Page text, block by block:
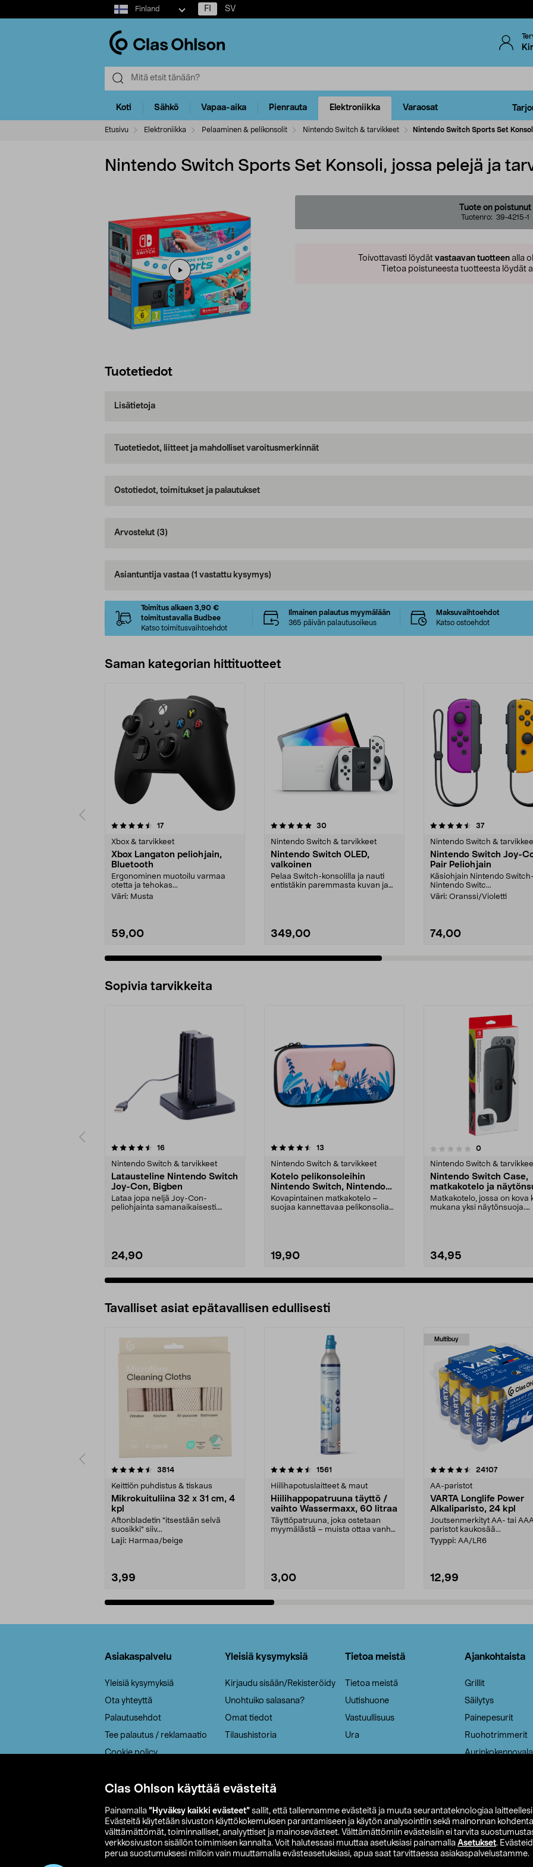
Clas Ohlson käyttää evästeitä
Painamalla ”Hyväksy kaikki evästeet” sallit, että tallennamme evästeitä ja muuta seurantateknologiaa laitteellesi
Evästeitä käytetään sivuston käyttökokemuksen parantamiseen ja käytön analysointiin sekä mainonnan
välttämättömät, toiminnalliset, analyyttiset ja mainosevästeet. Välttämättömiin evästeisiin ei tarvita
verkkosivuston sisällön toimimisen kannalta. Voit halutessasi muuttaa asetuksiasi painamalla Asetukset.
perua suostumuksesi milloin vain muuttamalla evästeasetuksiasi, apua saat tarvittaessa asiakaspalvelustamme.
Select
market
Finland FI SV
Koti Sähkö Vapaa-aika Pienrauta Elektroniikka Varaosat
Etusivu Elektroniikka Pelaaminen & pelikonsolit Nintendo Switch & tarvikkeet Nintendo Switch Sports Set
Nintendo Switch Sports Set Konsoli, jossa pelejä ja
Tuote on poistunut
Tuotenro: 39-4215-1
Toivottavasti löydät vastaavan tuotteen alla
Tietoa poistuneesta tuotteesta löydät
Tuotetiedot
Lisätietoja
Tuotetiedot, liitteet ja mahdolliset varoitusmerkinnät
Ostotiedot, toimitukset ja palautukset
Arvostelut (3)
Asiantuntija vastaa (1 vastattu kysymys)
Toimitus alkaen 3,90 €
toimitustavalla Budbee
Katso toimitusvaihtoehdot
Ilmainen palautus myymälään
365 päivän palautusoikeus
Maksuvaihtoehdot
Katso ostoehdot
Saman kategorian hittituotteet
17arvostelut
Xbox & tarvikkeet
Xbox Langaton peliohjain,
Bluetooth
Ergonominen muotoilu varmaa
otetta ja tehokas...
Väri: Musta
59,00
5.0 viidestä
30arvostelut
Nintendo Switch & tarvikkeet
Nintendo Switch OLED,
valkoinen
Pelaa Switch-konsolilla ja nauti
entistäkin paremmasta kuvan ja
349,00
4.5 viidestä
37arvostelut
Nintendo Switch &
Nintendo Switch Joy-
Pair Peliohjain
Käsiohjain Nintendo
Nintendo Switc...
Väri: Oranssi/Violetti
74,00
4.0 viidestä
Sopivia tarvikkeita
16arvostelut
Nintendo Switch & tarvikkeet
Latausteline Nintendo Switch
Joy-Con, Bigben
Lataa jopa neljä Joy-Con-
peliohjainta samanaikaisesti.
24,90
4.5viidestä
13
Nintendo Switch & tarvikkeet
Kotelo pelikonsoleihin
Nintendo Switch, Nintendo
Switch Lite ja OLED
Kovapintainen matkakotelo –
suojaa kannettavaa pelikonsolia
19,90
0.0 viidestä
0arvostelut
Nintendo Switch &
Nintendo Switch Case,
matkakotelo ja
Matkakotelo, jossa on kova
mukana yksi näytönsuoja.
34,95
5.0viidestä
Tavalliset asiat epätavallisen edullisesti
3814arvostelut
Keittiön puhdistus & tiskaus
Mikrokuituliina 32 x 31 cm, 4
kpl
Aftonbladetin "itsestään selvä
suosikki" siiv...
Laji: Harmaa/beige
3,99
4.5viidestä
1561
Hiilihapotuslaitteet & maut
Hiilihappopatruuna täyttö /
vaihto Wassermaxx, 60 litraa
Täyttöpatruuna, joka ostetaan
myymälästä – muista ottaa vanha
3,00
Multibuy
4.5viidestä
24107arvostelut
AA-paristot
VARTA Longlife Power
Alkaliparisto, 24 kpl
Joutsenmerkityt AA- tai
paristot kaukosää...
Tyyppi: AA/LR6
12,99
4.5viidestä
Asiakaspalvelu
Yleisiä kysymyksiä
Ota yhteyttä
Palautusehdot
Tee palautus / reklamaatio
Cookie policy
Saavutettavuus
Yleisiä kysymyksiä
Kirjaudu sisään/Rekisteröidy
Unohtuiko salasana?
Omat tiedot
Tilaushistoria
Tietoa meistä
Tietoa meistä
Uutishuone
Vastuullisuus
Ura
Ajankohtaista
Grillit
Säilytys
Painepesurit
Ruohotrimmerit